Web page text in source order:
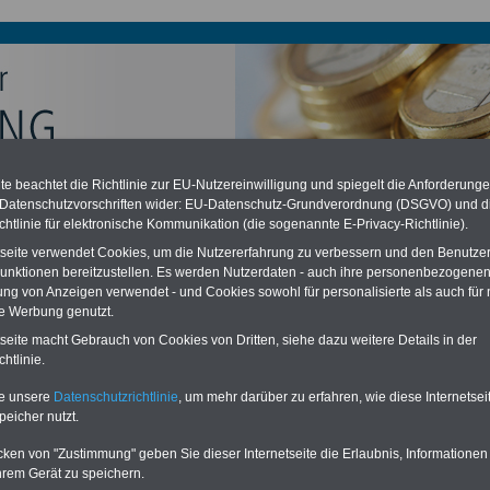
auch für Ruhestandsbeamte (zu geringe Alimentation)
hat die Berliner Landesbesoldung für verfassungs-
(Berlin muss bisMärz 2027 eine Neuregelung der Besoldung
Auch beim Bund (Beamte & Ruhestandsbeamte) gibt es teilweise
(Medienberichten zufolge liegt diese für alle (!) Beamte
mind.3.000 und 13.000 Euro, Der INFO-SERVICE gibt hierzu eine
heraus, die unmittelbar nach dem Beschluss des Gesetzentwurfs der
vorgelegt wird (im II. Quartal.2026 >>>
.
Besoldungsgruppe b 1
Zehn OnlineBücher & eBooks für den Öffentlichen Dienst oder
zum Komplettpreis von 15 Euro im Jahr -
beachtet die Richtlinie zur EU-Nutzereinwilligung und spiegelt die
wider: EU-Datenschutz-Grundverordnung (DSGVO) und
für elektronische Kommunikation (die sogenannte E-Privacy-Richtlinie).
verwendet Cookies, um die Nutzererfahrung zu verbessern und den
bereitzustellen. Es werden Nutzerdaten - auch ihre
von Anzeigen verwendet - und Cookies sowohl für personalisierte als auch für
Werbung genutzt.
macht Gebrauch von Cookies von Dritten, siehe dazu weitere Details in der
unsere Datenschutzrichtlinie, um mehr darüber zu erfahren, wie diese
nutzt.
von "Zustimmung" geben Sie dieser Internetseite die Erlaubnis,
Gerät zu speichern.